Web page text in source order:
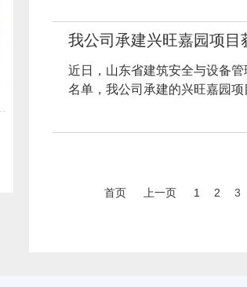
我公司承建兴旺嘉园项目
近日，山东省建筑安全与设备
名单，我公司承建的兴旺嘉园
首页 上一页 1 2 3